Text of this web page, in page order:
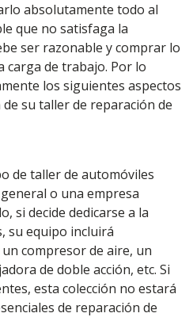
absolutamente todo al
que no satisfaga la
ser razonable y comprar lo
carga de trabajo. Por lo
los siguientes aspectos
su taller de reparación de
de taller de automóviles
o una empresa
si decide dedicarse a la
su equipo incluirá
compresor de aire, un
de doble acción, etc. Si
esta colección no estará
de reparación de